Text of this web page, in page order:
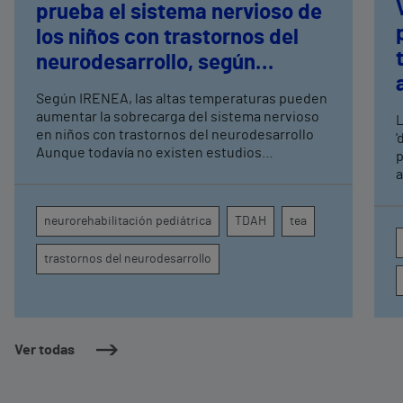
Ver todas
prueba el sistema nervioso de
los niños con trastornos del
neurodesarrollo, según
neurorrehabilitación
pediátrica de Vithas
Según IRENEA, las altas temperaturas pueden
aumentar la sobrecarga del sistema nervioso
en niños con trastornos del neurodesarrollo
Aunque todavía no existen estudios
atención, la regulación emocional y la
conducta
neurorehabilitación pediátrica TDAH tea
trastornos del neurodesarrollo